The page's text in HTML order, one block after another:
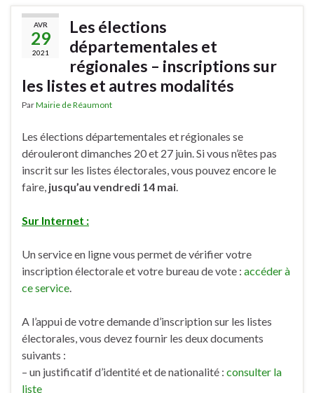
AVR
29
2021
Les élections
départementales et
régionales – inscriptions sur
les listes et autres modalités
ParMairie de Réaumont
Les élections départementales et régionales se
dérouleront dimanches 20 et 27 juin. Si vous n’êtes pas
inscrit sur les listes électorales, vous pouvez encore le
faire, jusqu’au vendredi 14 mai
Sur Internet :
Un service en ligne vous permet de vérifier votre
inscription électorale et votre bureau de vote : accéder à
ce service
A l’appui de votre demande d’inscription sur les listes
électorales, vous devez fournir les deux documents
suivants :
– un justificatif d’identité et de nationalité : consulter la
liste